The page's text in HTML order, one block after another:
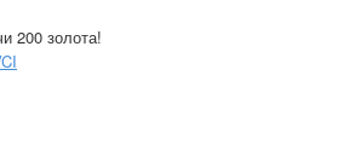
200 золота!